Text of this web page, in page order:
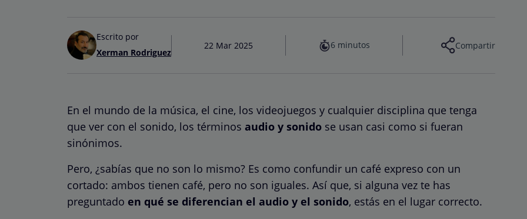
Escrito por
Xerman Rodriguez
22 Mar 2025 6 minutos Compartir
En el mundo de la música, el cine, los videojuegos y cualquier disciplina que tenga
que ver con el sonido, los términos audio y sonido se usan casi como si fueran
sinónimos.
Pero, ¿sabías que no son lo mismo? Es como confundir un café expreso con un
cortado: ambos tienen café, pero no son iguales. Así que, si alguna vez te has
preguntado en qué se diferencian el audio y el sonido, estás en el lugar correcto.